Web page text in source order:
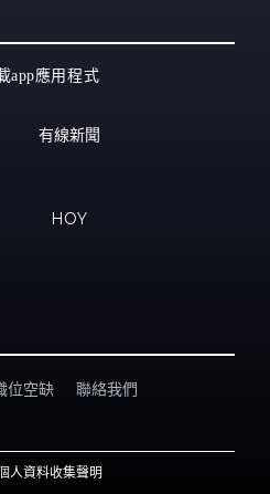
app應用程式
有線新聞
HOY
位空缺 聯絡我們
人資料收集聲明